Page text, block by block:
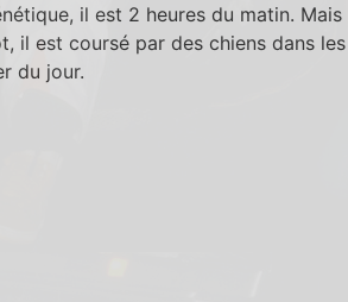
il est 2 heures du matin. Mais
il est coursé par des chiens dans les
du jour.